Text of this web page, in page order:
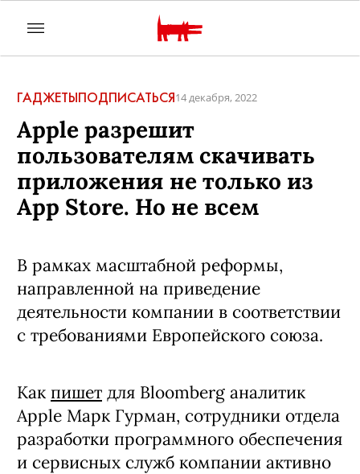
ГАДЖЕТЫПОДПИСАТЬСЯ14 декабря, 2022
Apple разрешит
пользователям скачивать
приложения не только из
App Store. Но не всем
В рамках масштабной реформы,
направленной на приведение
деятельности компании в соответствии
с требованиями Европейского союза.
Как пишет для Bloomberg аналитик
Apple Марк Гурман, сотрудники отдела
разработки программного обеспечения
и сервисных служб компании активно